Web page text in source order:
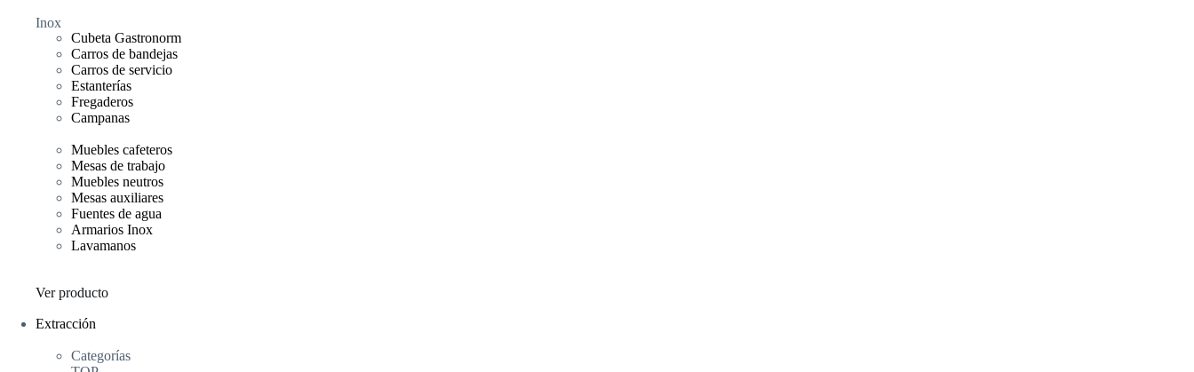
Inox
Cubeta Gastronorm
Carros de bandejas
Carros de servicio
Estanterías
Fregaderos
Campanas
Muebles cafeteros
Mesas de trabajo
Muebles neutros
Mesas auxiliares
Fuentes de agua
Armarios Inox
Lavamanos
Ver producto
Extracción
Categorías